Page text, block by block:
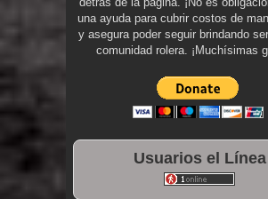
una ayuda para cubrir costos de
y asegura poder seguir brindando
comunidad rolera. ¡Muchísimas
Usuarios el Línea